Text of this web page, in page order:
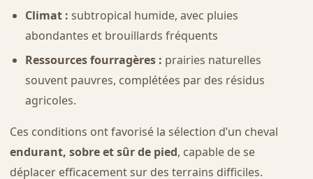
Climat : subtropical humide, avec pluies
abondantes et brouillards fréquents
Ressources fourragères : prairies naturelles
souvent pauvres, complétées par des résidus
agricoles.
Ces conditions ont favorisé la sélection d’un cheval
endurant, sobre et sûr de pied, capable de se
déplacer efficacement sur des terrains difficiles.